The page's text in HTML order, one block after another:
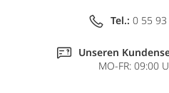
Tel.: 0 55
Unseren
MO-FR: 09:00